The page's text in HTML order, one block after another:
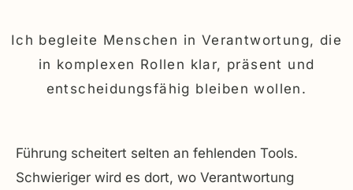
Ich begleite Menschen in Verantwortung, die
in komplexen Rollen klar, präsent und
entscheidungsfähig bleiben wollen.
Führung scheitert selten an fehlenden Tools.
Schwieriger wird es dort, wo Verantwortung